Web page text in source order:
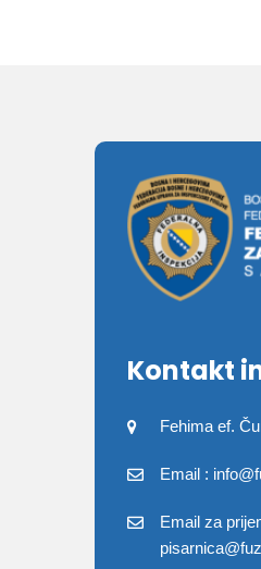
Kontakt
Fehima ef.
Email :
Email za